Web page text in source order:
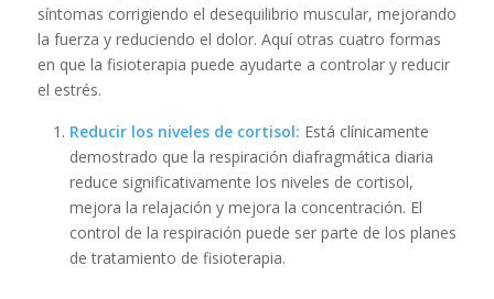
síntomas corrigiendo el desequilibrio muscular, mejorando
la fuerza y reduciendo el dolor. Aquí otras cuatro formas
en que la fisioterapia puede ayudarte a controlar y reducir
el estrés.
Reducir los niveles de cortisol: Está clínicamente
demostrado que la respiración diafragmática diaria
reduce significativamente los niveles de cortisol,
mejora la relajación y mejora la concentración. El
control de la respiración puede ser parte de los planes
de tratamiento de fisioterapia.